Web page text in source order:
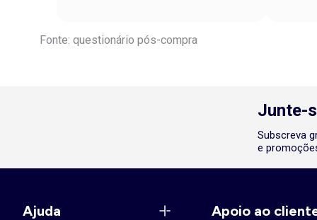
Fonte: questionário pós-compra
Junte-
Subscreva
e
Ajuda Apoio ao